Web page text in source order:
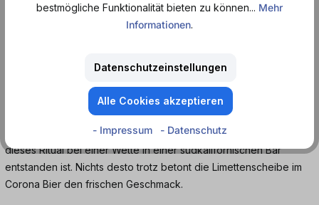
Woher stammt eigentlich das Limetten-Ritual?
Die Limette ist der perfekte Begleiter, wenn man an perfekte
eigentlich? Es gibt tatsächlich zwei Mythen, die einen sagen, dass
es von der mexikanischen Tradition ""Chelada"" abstammt. Hier
mischte man das Bier mit Zitronensaft. Andere behaupten, dass
dieses Ritual bei einer Wette in einer südkalifornischen Bar
entstanden ist. Nichts desto trotz betont die Limettenscheibe im
Corona Bier den frischen Geschmack.
bestmögliche Funktionalität bieten zu können... Mehr
Informationen.
Datenschutzeinstellungen
Alle Cookies akzeptieren
- Impressum - Datenschutz